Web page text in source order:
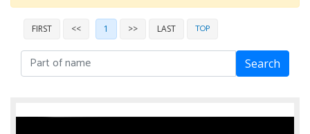
FIRST << 1 >> LAST TOP
Search